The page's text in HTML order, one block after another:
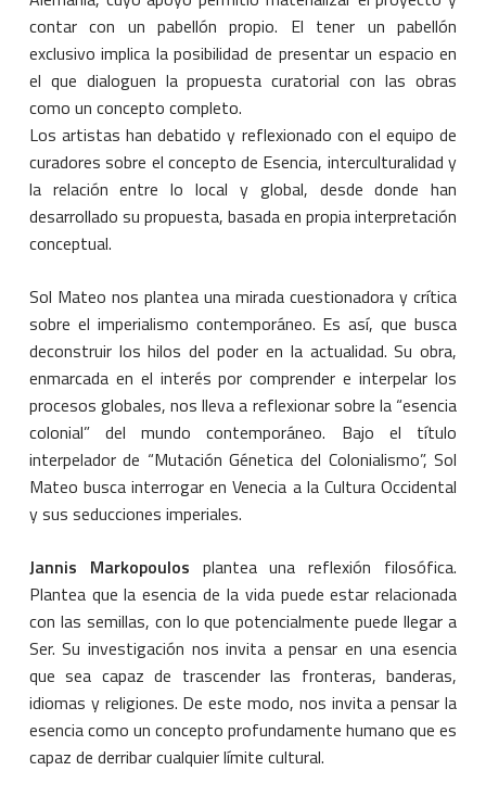
contar con un pabellón propio. El tener un pabellón
exclusivo implica la posibilidad de presentar un espacio en
el que dialoguen la propuesta curatorial con las obras
como un concepto completo.
Los artistas han debatido y reflexionado con el equipo de
curadores sobre el concepto de Esencia, interculturalidad y
la relación entre lo local y global, desde donde han
desarrollado su propuesta, basada en propia interpretación
conceptual.
Sol Mateo nos plantea una mirada cuestionadora y crítica
sobre el imperialismo contemporáneo. Es así, que busca
deconstruir los hilos del poder en la actualidad. Su obra,
enmarcada en el interés por comprender e interpelar los
procesos globales, nos lleva a reflexionar sobre la “esencia
colonial” del mundo contemporáneo. Bajo el título
interpelador de “Mutación Génetica del Colonialismo”, Sol
Mateo busca interrogar en Venecia a la Cultura Occidental
y sus seducciones imperiales.
Jannis Markopoulos plantea una reflexión filosófica.
Plantea que la esencia de la vida puede estar relacionada
con las semillas, con lo que potencialmente puede llegar a
Ser. Su investigación nos invita a pensar en una esencia
que sea capaz de trascender las fronteras, banderas,
idiomas y religiones. De este modo, nos invita a pensar la
esencia como un concepto profundamente humano que es
capaz de derribar cualquier límite cultural.